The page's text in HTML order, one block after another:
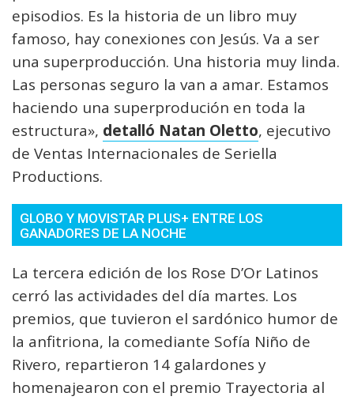
episodios. Es la historia de un libro muy
famoso, hay conexiones con Jesús. Va a ser
una superproducción. Una historia muy linda.
Las personas seguro la van a amar. Estamos
haciendo una superprodución en toda la
estructura», detalló Natan Oletto, ejecutivo
de Ventas Internacionales de Seriella
Productions.
GLOBO Y MOVISTAR PLUS+ ENTRE LOS
GANADORES DE LA NOCHE
La tercera edición de los Rose D’Or Latinos
cerró las actividades del día martes. Los
premios, que tuvieron el sardónico humor de
la anfitriona, la comediante Sofía Niño de
Rivero, repartieron 14 galardones y
homenajearon con el premio Trayectoria al